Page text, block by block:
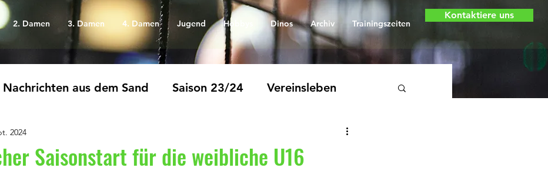
2. Damen 3. Damen 4. Damen Jugend Hobbys Dinos Archiv Trainingszeiten
Kontaktiere uns
Nachrichten aus dem Sand Saison 23/24 Vereinsleben
26
Saisonstart für die weibliche U16
2024